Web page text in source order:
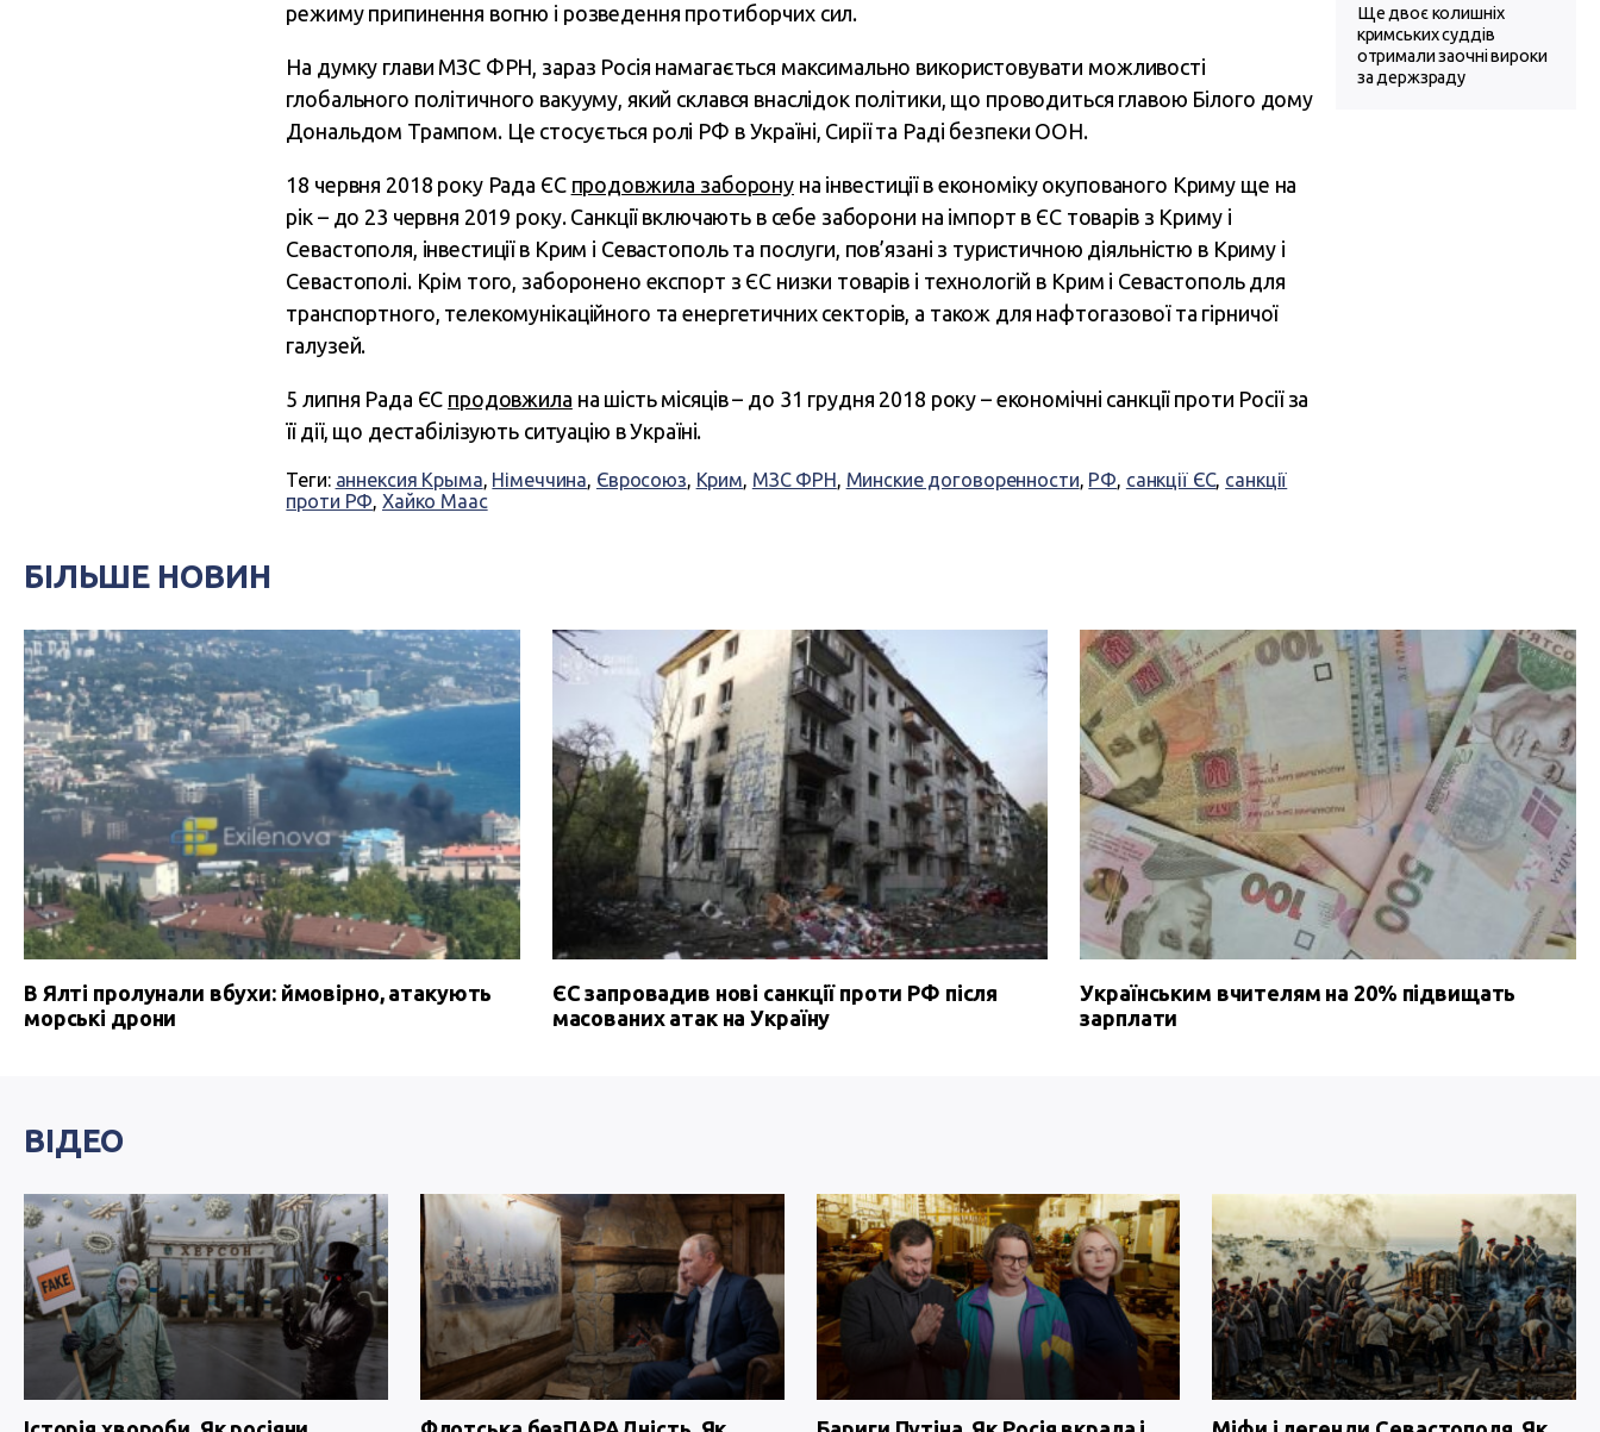
режиму припинення вогню і розведення протиборчих сил.
На думку глави МЗС ФРН, зараз Росія намагається максимально використовувати можливості
глобального політичного вакууму, який склався внаслідок політики, що проводиться главою Білого дому
Дональдом Трампом. Це стосується ролі РФ в Україні, Сирії та Раді безпеки ООН.
18 червня 2018 року Рада ЄС продовжила заборону на інвестиції в економіку окупованого Криму ще на
рік – до 23 червня 2019 року. Санкції включають в себе заборони на імпорт в ЄС товарів з Криму і
Севастополя, інвестиції в Крим і Севастополь та послуги, пов’язані з туристичною діяльністю в Криму і
Севастополі. Крім того, заборонено експорт з ЄС низки товарів і технологій в Крим і Севастополь для
транспортного, телекомунікаційного та енергетичних секторів, а також для нафтогазової та гірничої
галузей.
5 липня Рада ЄС продовжила на шість місяців – до 31 грудня 2018 року – економічні санкції проти Росії за
її дії, що дестабілізують ситуацію в Україні.
Теги: аннексия Крыма, Німеччина, Євросоюз, Крим, МЗС ФРН, Минские договоренности, РФ, санкції ЄС, санкції
проти РФ, Хайко Маас
Ще двоє колишніх
кримських суддів
отримали заочні вироки
за держзраду
БІЛЬШЕ НОВИН
В Ялті пролунали вбухи: ймовірно, атакують
морські дрони
ЄС запровадив нові санкції проти РФ після
масованих атак на Україну
Українським вчителям на 20% підвищать
зарплати
ВІДЕО